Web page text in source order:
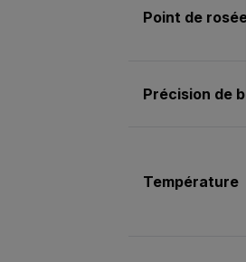
Point de rosée
Précision de
Température